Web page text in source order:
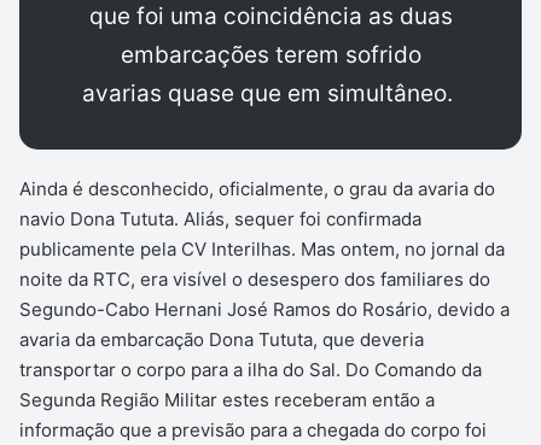
que foi uma coincidência as duas
embarcações terem sofrido
avarias quase que em simultâneo.
Ainda é desconhecido, oficialmente, o grau da avaria do
navio Dona Tututa. Aliás, sequer foi confirmada
publicamente pela CV Interilhas. Mas ontem, no jornal da
noite da RTC, era visível o desespero dos familiares do
Segundo-Cabo Hernani José Ramos do Rosário, devido a
avaria da embarcação Dona Tututa, que deveria
transportar o corpo para a ilha do Sal. Do Comando da
Segunda Região Militar estes receberam então a
informação que a previsão para a chegada do corpo foi